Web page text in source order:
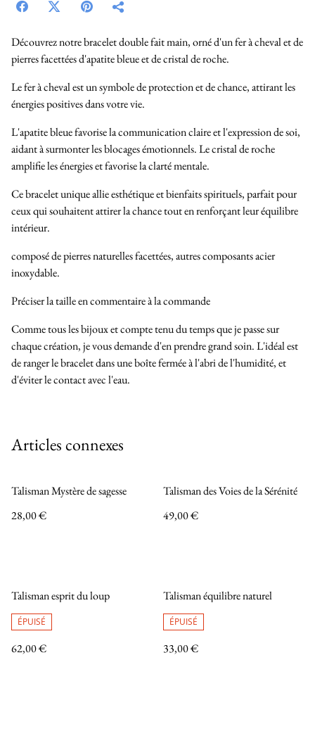
Découvrez notre bracelet double fait main, orné d'un fer à cheval et de
pierres facettées d'apatite bleue et de cristal de roche.
Le fer à cheval est un symbole de protection et de chance, attirant les
énergies positives dans votre vie.
L'apatite bleue favorise la communication claire et l'expression de soi,
aidant à surmonter les blocages émotionnels. Le cristal de roche
amplifie les énergies et favorise la clarté mentale.
Ce bracelet unique allie esthétique et bienfaits spirituels, parfait pour
ceux qui souhaitent attirer la chance tout en renforçant leur équilibre
intérieur.
composé de pierres naturelles facettées, autres composants acier
inoxydable.
Préciser la taille en commentaire à la commande
Comme tous les bijoux et compte tenu du temps que je passe sur
chaque création, je vous demande d'en prendre grand soin. L'idéal est
de ranger le bracelet dans une boîte fermée à l'abri de l'humidité, et
d'éviter le contact avec l'eau.
Articles connexes
Talisman Mystère de sagesse
28,00 €
Talisman des Voies de la Sérénité
49,00 €
Talisman esprit du loup
ÉPUISÉ
62,00 €
Talisman équilibre naturel
ÉPUISÉ
33,00 €